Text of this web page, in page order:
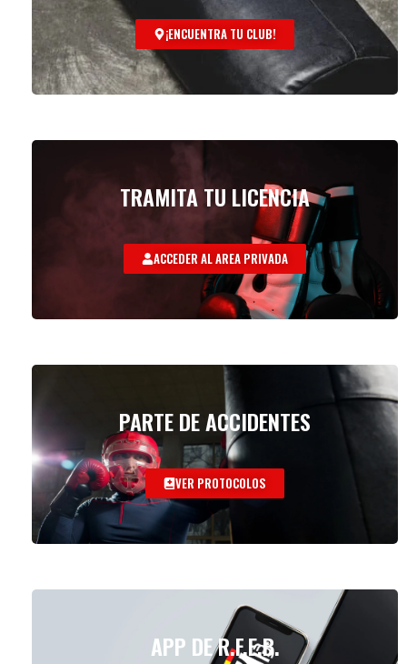
¡ENCUENTRA TU CLUB!
TRAMITA TU LICENCIA
ACCEDER AL AREA PRIVADA
PARTE DE ACCIDENTES
VER PROTOCOLOS
APP DE R.F.E.B.